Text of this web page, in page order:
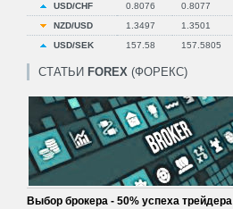
USD/CHF
0.8076
0.8077
NZD/USD
1.3497
1.3501
USD/SEK
157.58 157.5805
СТАТЬИ FOREX (ФОРЕКС)
Выбор брокера - 50% успеха трейдера